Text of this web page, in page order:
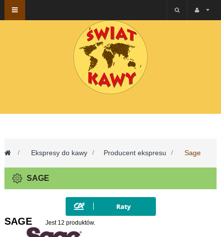
Przełącz
nawigacji
> Ekspresy do kawy > Producent ekspresu > Sage
SAGE
SAGE Jest 12 produktów.